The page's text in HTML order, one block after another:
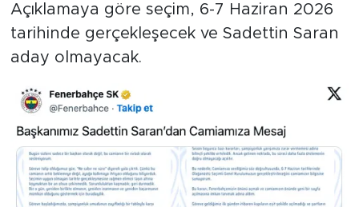
Açıklamaya göre seçim, 6-7 Haziran 2026
tarihinde gerçekleşecek ve Sadettin Saran
aday olmayacak.